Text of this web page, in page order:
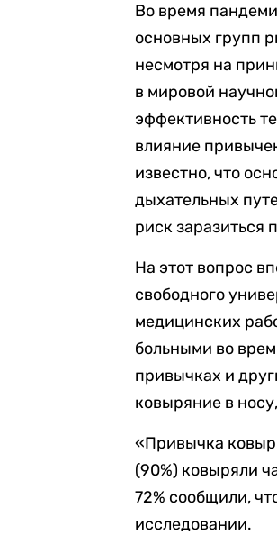
Во время
основных групп
несмотря на
в мировой
эффективность
влияние
известно, что
дыхательных
риск заразиться
На этот вопрос
свободного
медицинских
больными во
привычках и
ковыряние в
«Привычка
(90%) ковыряли
72% сообщили,
исследовании.